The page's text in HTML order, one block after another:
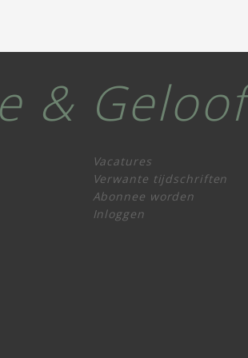
& Geloof
Vacatures
Verwante tijdschriften
Abonnee worden
Inloggen